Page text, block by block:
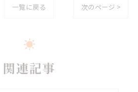
一覧に戻る 次のページ >
関連記事